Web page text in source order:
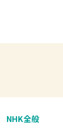
NHK全般